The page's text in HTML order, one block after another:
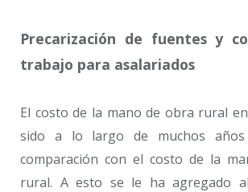
Precarización de fuentes y
trabajo para asalariados
El costo de la mano de obra rural
sido a lo largo de muchos
comparación con el costo de la
rural. A esto se le ha agregado